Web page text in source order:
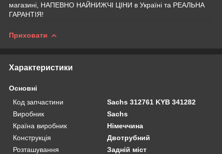
магазині, НАПЕВНО НАЙНИЖЧІ ЦІНИ в Україні та РЕАЛЬНА
ГАРАНТІЯ!
Приховати
Характеристики
Основні
Код запчастини
Sachs 312761 KYB 341282
Виробник
Sachs
Країна виробник
Німеччина
Конструкція
Двотрубний
Розташування
Задній міст